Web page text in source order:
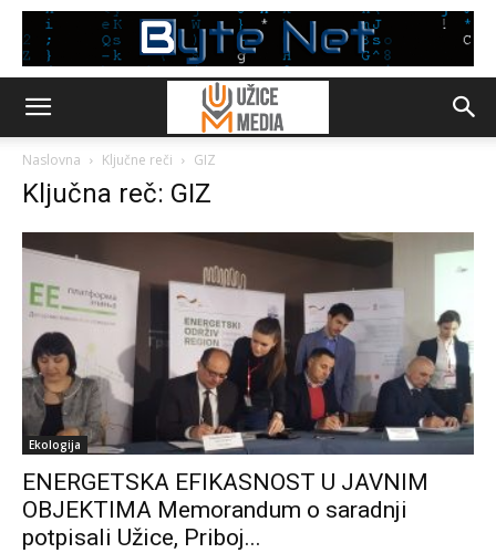
Naslovna Ključne reči GIZ
Ključna reč: GIZ
Ekologija
ENERGETSKA EFIKASNOST U JAVNIM
OBJEKTIMA Memorandum o saradnji
potpisali Užice, Priboj...